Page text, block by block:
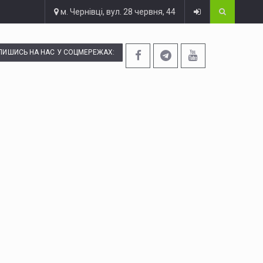
м. Чернівці, вул. 28 червня, 44
НА НАС У СОЦМЕРЕЖАХ: